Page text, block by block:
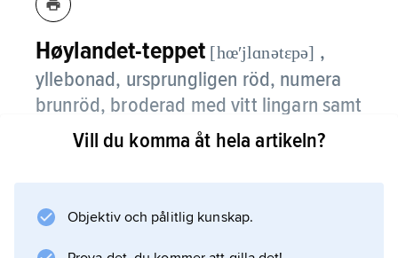
Høylandet-teppet [hœʹjlɑnətɛpə] ,
yllebonad, ursprungligen röd, numera
brunröd, broderad med vitt lingarn samt
blått, gult och grönt ullgarn, från
Motivet är hämtat ur berättelser om Jesu
födelse och de tre konungarna. Bonaden, som
Vill du komma åt hela artikeln?
Objektiv och pålitlig kunskap.